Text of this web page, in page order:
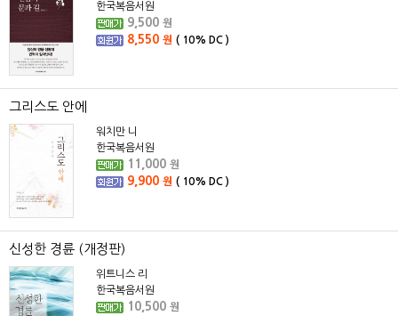
한국복음서원
9,500 원
8,550 원 ( 10% DC )
그리스도 안에
워치만 니
한국복음서원
11,000 원
9,900 원 ( 10% DC )
신성한 경륜 (개정판)
위트니스 리
한국복음서원
10,500 원